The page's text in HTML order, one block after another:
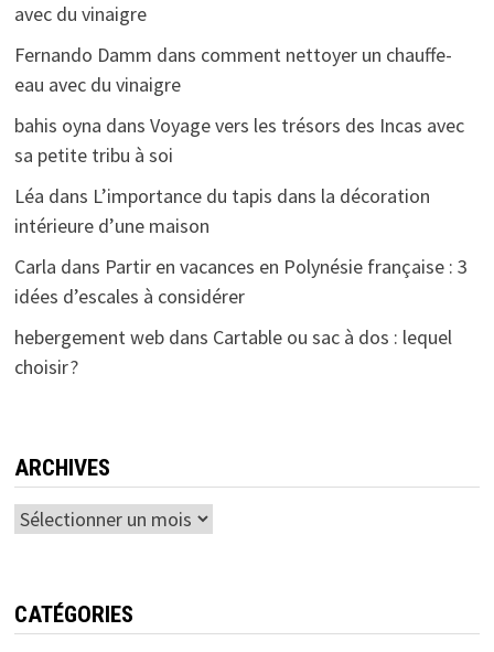
avec du vinaigre
Fernando Damm dans comment nettoyer un chauffe-
eau avec du vinaigre
bahis oyna dans Voyage vers les trésors des Incas avec
sa petite tribu à soi
Léa dans L’importance du tapis dans la décoration
intérieure d’une maison
Carla dans Partir en vacances en Polynésie française : 3
idées d’escales à considérer
hebergement webdans Cartable ou sac à dos : lequel
choisir ?
ARCHIVES
Archives
CATÉGORIES